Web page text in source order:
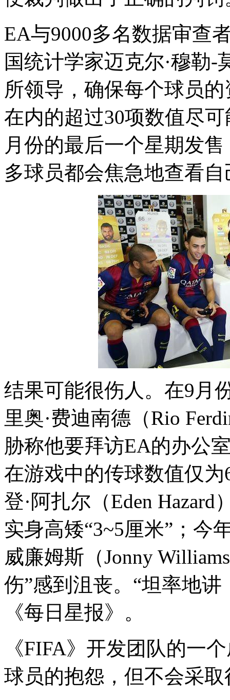
EA与9000多名数据审查
国统计学家迈克尔·穆勒-
所领导，确保每个球员
在内的超过30项数值尽
月份的最后一个星期发
多球员都会焦急地查看
结果可能很伤人。在9月
里奥·费迪南德（Rio
胁称他要拜访EA的办公
在游戏中的传球数值仅
登·阿扎尔（Eden
实身高矮“3~5厘米”；今
威廉姆斯（Jonny
伤”感到沮丧。“坦率地
《每日星报》。
《FIFA》开发团队的一
球员的抱怨，但不会采取